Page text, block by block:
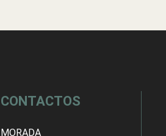
CONTACTOS
MORADA